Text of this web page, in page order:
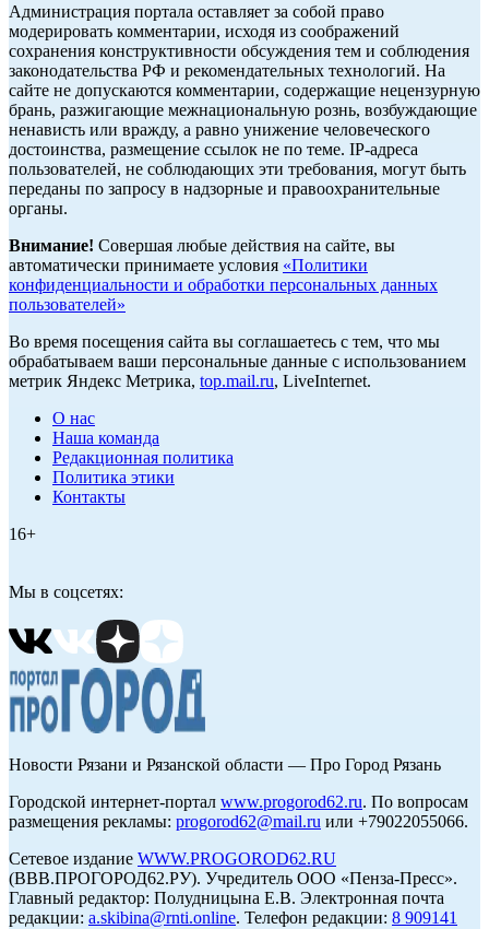
Администрация портала оставляет за собой право
модерировать комментарии, исходя из соображений
сохранения конструктивности обсуждения тем и соблюдения
законодательства РФ и рекомендательных технологий. На
сайте не допускаются комментарии, содержащие нецензурную
брань, разжигающие межнациональную рознь, возбуждающие
ненависть или вражду, а равно унижение человеческого
достоинства, размещение ссылок не по теме. IP-адреса
пользователей, не соблюдающих эти требования, могут быть
переданы по запросу в надзорные и правоохранительные
органы.
Внимание! Совершая любые действия на сайте, вы
автоматически принимаете условия «Политики
конфиденциальности и обработки персональных данных
пользователей»
Во время посещения сайта вы соглашаетесь с тем, что мы
обрабатываем ваши персональные данные с использованием
метрик Яндекс Метрика, top.mail.ru, LiveInternet.
О нас
Наша команда
Редакционная политика
Политика этики
Контакты
16+
Мы в соцсетях:
Новости Рязани и Рязанской области — Про Город Рязань
Городской интернет-портал www.progorod62.ru. По вопросам
размещения рекламы: progorod62@mail.ru или +79022055066.
Сетевое издание WWW.PROGOROD62.RU
(ВВВ.ПРОГОРОД62.РУ). Учредитель ООО «Пенза-Пресс».
Главный редактор: Полудницына Е.В. Электронная почта
редакции: a.skibina@rnti.online. Телефон редакции: 8 909141